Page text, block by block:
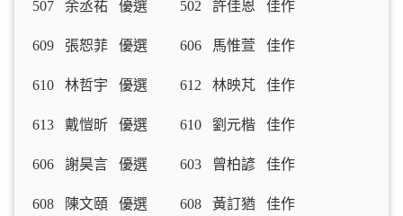
507 余丞祐 優選 502 許佳恩 佳作
609 張恕菲 優選 606 馬惟萱 佳作
610 林哲宇 優選 612 林映芃 佳作
613 戴愷昕 優選 610 劉元楷 佳作
606 謝昊言 優選 603 曾柏諺 佳作
608 陳文頤 優選 608 黃訂猶 佳作